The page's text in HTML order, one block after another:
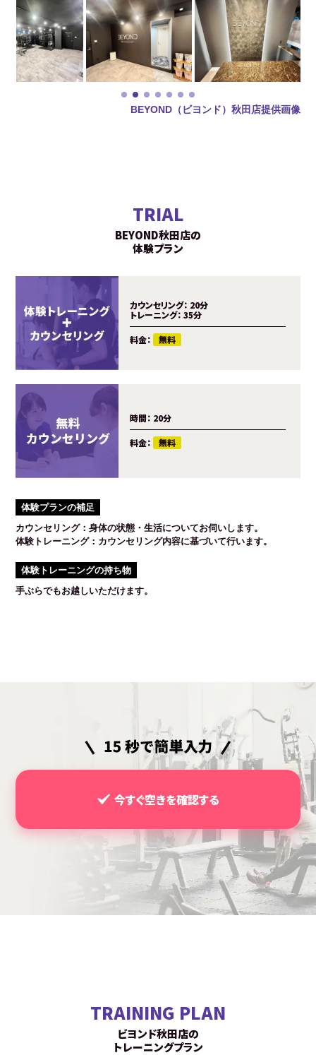
BEYOND（ビヨンド）秋田店提供画像
TRIAL
BEYOND秋田店の
体験プラン
カウンセリング： 20分
トレーニング： 35分
料金： 無料
時間： 20分
料金： 無料
体験プランの補足
カウンセリング：身体の状態・生活についてお伺いします。
体験トレーニング：カウンセリング内容に基づいて行います。
体験トレーニングの持ち物
手ぶらでもお越しいただけます。
今すぐ空きを確認する
TRAINING PLAN
ビヨンド秋田店の
トレーニングプラン